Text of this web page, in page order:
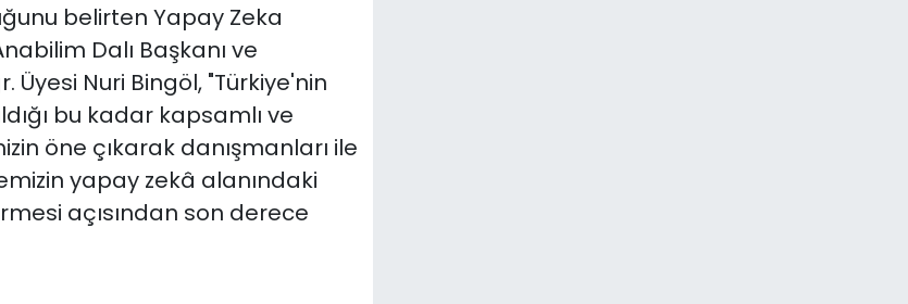
belirten Yapay Zeka
Dalı Başkanı ve
Üyesi Nuri Bingöl, "Türkiye'nin
bu kadar kapsamlı ve
öne çıkarak danışmanları ile
yapay zekâ alanındaki
açısından son derece